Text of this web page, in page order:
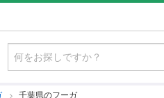
千葉県のフーガ